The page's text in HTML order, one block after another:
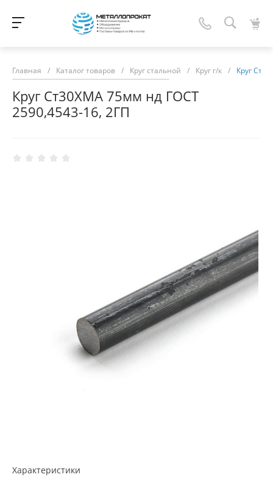
Главная / Каталог товаров / Круг стальной / Круг г/к / Круг
Круг Ст30ХМА 75мм нд ГОСТ
2590,4543-16, 2ГП
Характеристики